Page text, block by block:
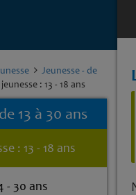
Jeunesse - de
: 13 - 18 ans
13 à 30 ans
: 13 - 18 ans
- 30 ans